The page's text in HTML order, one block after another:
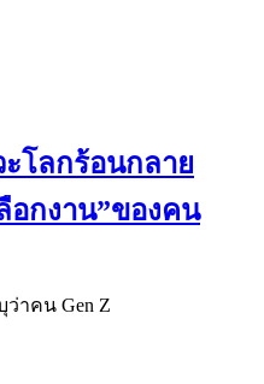
โลกร้อนกลาย
อกงาน”ของคน
ว่าคน Gen Z